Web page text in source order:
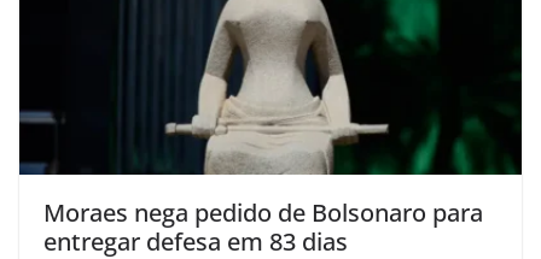
Moraes nega pedido de Bolsonaro para
entregar defesa em 83 dias